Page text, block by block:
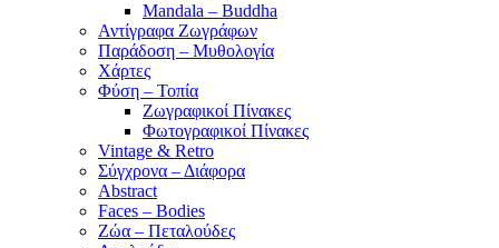
Mandala – Buddha
Αντίγραφα Ζωγράφων
Παράδοση – Μυθολογία
Χάρτες
Φύση – Τοπία
Ζωγραφικοί Πίνακες
Φωτογραφικοί Πίνακες
Vintage & Retro
Σύγχρονα – Διάφορα
Abstract
Faces – Bodies
Ζώα – Πεταλούδες